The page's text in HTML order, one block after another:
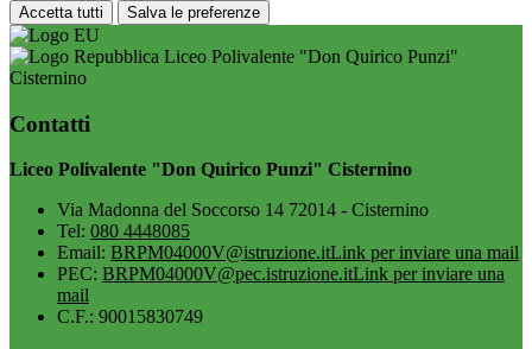
Accetta tutti Salva le preferenze
Liceo Polivalente "Don Quirico Punzi"
Cisternino
Contatti
Liceo Polivalente "Don Quirico Punzi" Cisternino
Via Madonna del Soccorso 14 72014 - Cisternino
Tel: 080 4448085
Email: BRPM04000V@istruzione.itLink per inviare una mail
PEC: BRPM04000V@pec.istruzione.itLink per inviare una
mail
C.F.: 90015830749